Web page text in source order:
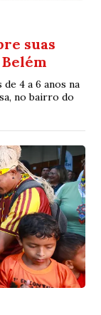
suas
4 a 6 anos na
no bairro do